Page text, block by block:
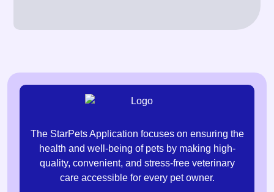
The StarPets Application focuses on ensuring the
health and well-being of pets by making high-
quality, convenient, and stress-free veterinary
care accessible for every pet owner.